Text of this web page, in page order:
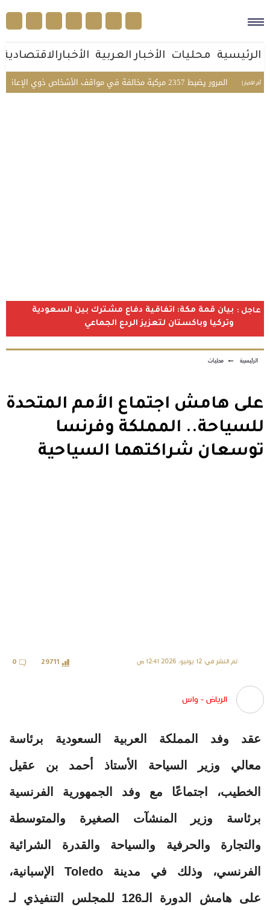
الرئيسية محليات الأخبار العربية الأخبارالاقتصادية
أخر الأخبار |
المرور يضبط 2357 مركبة مخالفة في مواقف الأشخاص ذوي الإعاقة بمختلف مناطق المملكة
عاجل : بيان قمة مكة: اتفاقية دفاع مشترك بين السعودية
وتركيا وباكستان لتعزيز الردع الجماعي
الرئيسية ← محليات
على هامش اجتماع الأمم المتحدة
للسياحة.. المملكة وفرنسا
توسعان شراكتهما السياحية
تم النشر في: 12 يونيو، 2026 12:41 ص 29711
0
الرياض - واس
عقد وفد المملكة العربية السعودية برئاسة
معالي وزير السياحة الأستاذ أحمد بن عقيل
الخطيب، اجتماعًا مع وفد الجمهورية الفرنسية
برئاسة وزير المنشآت الصغيرة والمتوسطة
والتجارة والحرفية والسياحة والقدرة الشرائية
الفرنسي، وذلك في مدينة Toledo الإسبانية،
على هامش الدورة الـ126 للمجلس التنفيذي لـ